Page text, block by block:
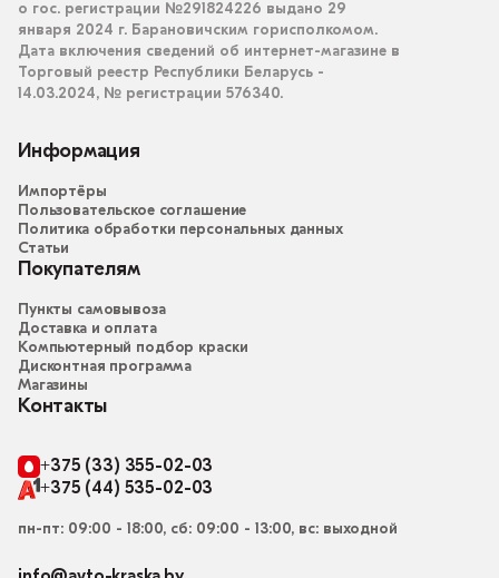
о гос. регистрации №291824226 выдано 29
января 2024 г. Барановичским горисполкомом.
Дата включения сведений об интернет-магазине в
Торговый реестр Республики Беларусь -
14.03.2024, № регистрации 576340.
Информация
Импортёры
Пользовательское соглашение
Политика обработки персональных данных
Статьи
Покупателям
Пункты самовывоза
Доставка и оплата
Компьютерный подбор краски
Дисконтная программа
Магазины
Контакты
+375 (33) 355-02-03
+375 (44) 535-02-03
пн-пт: 09:00 - 18:00, сб: 09:00 - 13:00, вс: выходной